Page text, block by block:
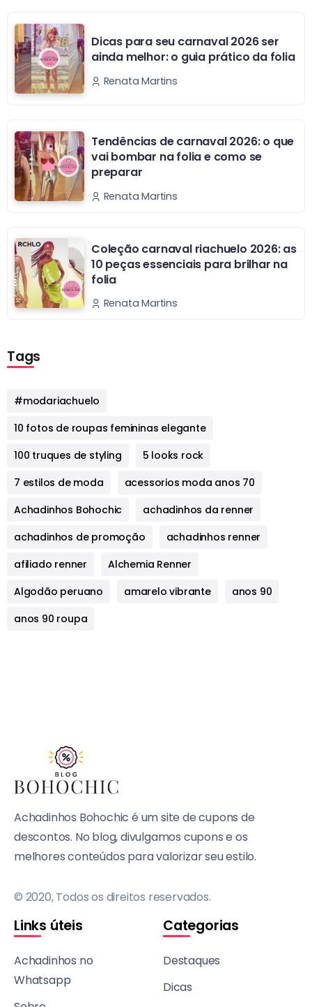
Dicas para seu carnaval 2026 ser
ainda melhor: o guia prático da folia
Renata Martins
Tendências de carnaval 2026: o que
vai bombar na folia e como se
preparar
Renata Martins
Coleção carnaval riachuelo 2026: as
10 peças essenciais para brilhar na
folia
Renata Martins
Tags
#modariachuelo
10 fotos de roupas femininas elegante
100 truques de styling
5 looks rock
7 estilos de moda
acessorios moda anos 70
Achadinhos Bohochic
achadinhos da renner
achadinhos de promoção
achadinhos renner
afiliado renner
Alchemia Renner
Algodão peruano
amarelo vibrante
anos 90
anos 90 roupa
Achadinhos Bohochic é um site de cupons de
descontos. No blog, divulgamos cupons e os
melhores conteúdos para valorizar seu estilo.
© 2020, Todos os direitos reservados.
Links úteis
Achadinhos no
Whatsapp
Categorias
Destaques
Dicas